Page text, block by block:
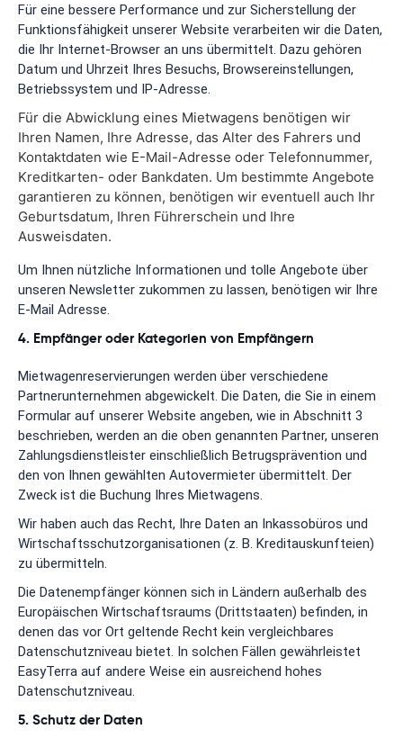
Für eine bessere Performance und zur Sicherstellung der
Funktionsfähigkeit unserer Website verarbeiten wir die Daten,
die Ihr Internet-Browser an uns übermittelt. Dazu gehören
Datum und Uhrzeit Ihres Besuchs, Browsereinstellungen,
Betriebssystem und IP-Adresse.
Für die Abwicklung eines Mietwagens benötigen wir
Ihren Namen, Ihre Adresse, das Alter des Fahrers und
Kontaktdaten wie E-Mail-Adresse oder Telefonnummer,
Kreditkarten- oder Bankdaten. Um bestimmte Angebote
garantieren zu können, benötigen wir eventuell auch Ihr
Geburtsdatum, Ihren Führerschein und Ihre
Ausweisdaten.
Um Ihnen nützliche Informationen und tolle Angebote über
unseren Newsletter zukommen zu lassen, benötigen wir Ihre
E-Mail Adresse.
4. Empfänger oder Kategorien von Empfängern
Mietwagenreservierungen werden über verschiedene
Partnerunternehmen abgewickelt. Die Daten, die Sie in einem
Formular auf unserer Website angeben, wie in Abschnitt 3
beschrieben, werden an die oben genannten Partner, unseren
Zahlungsdienstleister einschließlich Betrugsprävention und
den von Ihnen gewählten Autovermieter übermittelt. Der
Zweck ist die Buchung Ihres Mietwagens.
Wir haben auch das Recht, Ihre Daten an Inkassobüros und
Wirtschaftsschutzorganisationen (z. B. Kreditauskunfteien)
zu übermitteln.
Die Datenempfänger können sich in Ländern außerhalb des
Europäischen Wirtschaftsraums (Drittstaaten) befinden, in
denen das vor Ort geltende Recht kein vergleichbares
Datenschutzniveau bietet. In solchen Fällen gewährleistet
EasyTerra auf andere Weise ein ausreichend hohes
Datenschutzniveau.
5. Schutz der Daten